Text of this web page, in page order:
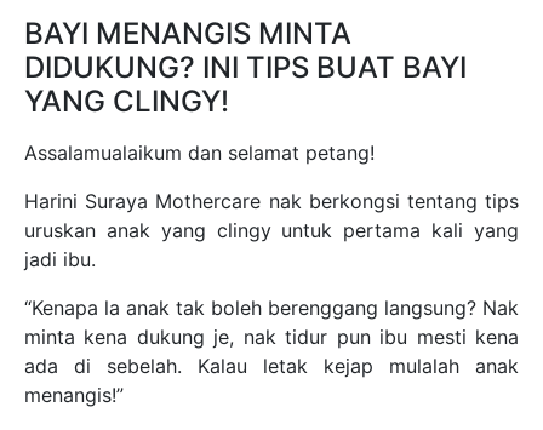
BAYI MENANGIS MINTA
DIDUKUNG? INI TIPS BUAT BAYI
YANG CLINGY!
Assalamualaikum dan selamat petang!
Harini Suraya Mothercare nak berkongsi tentang tips
uruskan anak yang clingy untuk pertama kali yang
jadi ibu.
“Kenapa la anak tak boleh berenggang langsung? Nak
minta kena dukung je, nak tidur pun ibu mesti kena
ada di sebelah. Kalau letak kejap mulalah anak
menangis!”